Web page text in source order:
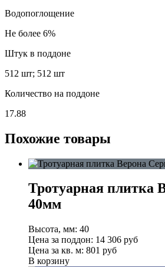
Водопоглощение
Не более 6%
Штук в поддоне
512 шт; 512 шт
Количество на поддоне
17.88
Похожие товары
Тротуарная плитка
40мм
Высота, мм: 40
Цена за поддон: 14 306 руб
Цена за кв. м: 801 руб
В корзину